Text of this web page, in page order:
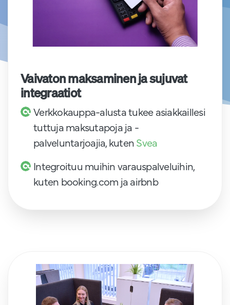
Vaivaton maksaminen ja sujuvat
integraatiot
Verkkokauppa-alusta tukee asiakkaillesi
tuttuja maksutapoja ja -
palveluntarjoajia, kutenSvea
Integroituu muihin varauspalveluihin,
kuten booking.com ja airbnb